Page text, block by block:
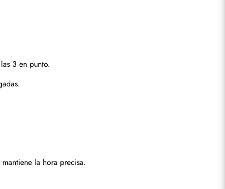
3 en punto.
la hora precisa.